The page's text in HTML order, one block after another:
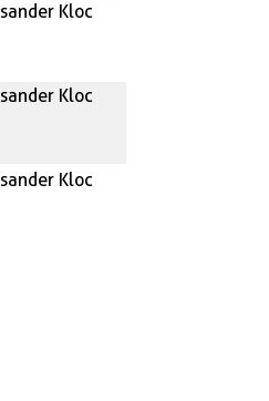
Kloc
Kloc
Kloc